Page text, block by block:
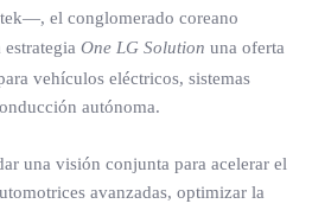
el conglomerado coreano
One LG Solution una oferta
vehículos eléctricos, sistemas
autónoma.
una visión conjunta para acelerar el
avanzadas, optimizar la